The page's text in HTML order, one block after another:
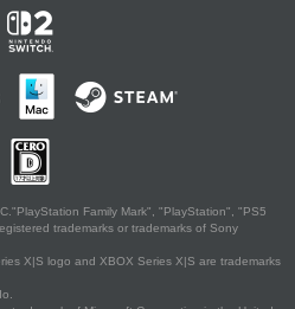
Family Mark", "PlayStation", "PS5
trademarks or trademarks of Sony
X|S logo and XBOX Series X|S are trademarks